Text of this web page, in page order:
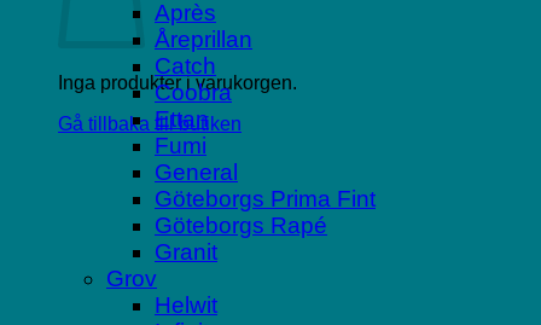
Inga produkter i varukorgen.
Gå tillbaka till butiken
Après
Åreprillan
Catch
Coobra
Ettan
Fumi
General
Göteborgs Prima Fint
Göteborgs Rapé
Granit
Grov
Helwit